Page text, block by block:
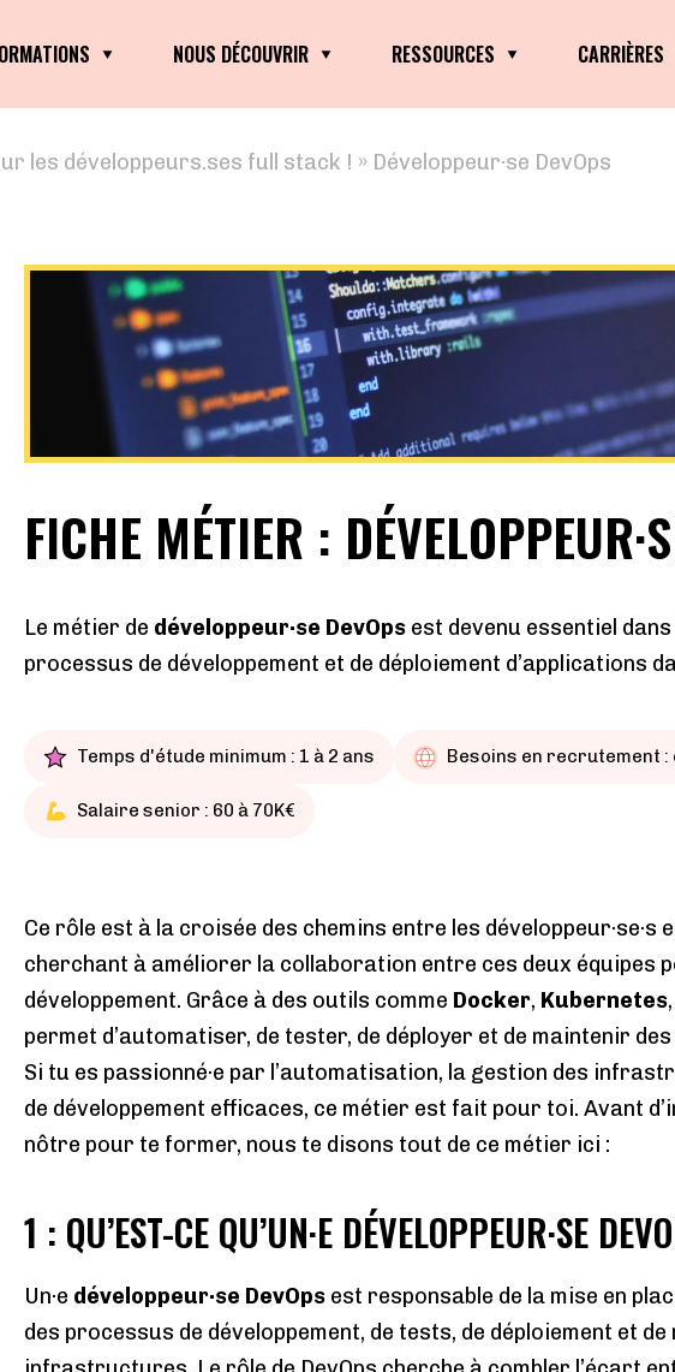
NOUS DÉCOUVRIR RESSOURCES CARRIÈRES
les développeurs.ses full stack ! » Développeur·se DevOps
FICHE MÉTIER :
Le métier de développeur·se DevOps est devenu essentiel
processus de développement et de déploiement d’applications
Temps d'étude minimum : 1 à 2 ans Besoins en recrutement :
Salaire senior : 60 à 70K€
Ce rôle est à la croisée des chemins entre les
cherchant à améliorer la collaboration entre ces deux équipes
développement. Grâce à des outils comme Docker, Kubernetes
permet d’automatiser, de tester, de déployer et de maintenir
Si tu es passionné·e par l’automatisation, la gestion des
de développement efficaces, ce métier est fait pour toi. Avant
nôtre pour te former, nous te disons tout de ce métier ici :
1 : QU’EST-CE QU’UN·E DÉVELOPPEUR·SE
Un·e développeur·se DevOps est responsable de la mise en
des processus de développement, de tests, de déploiement et